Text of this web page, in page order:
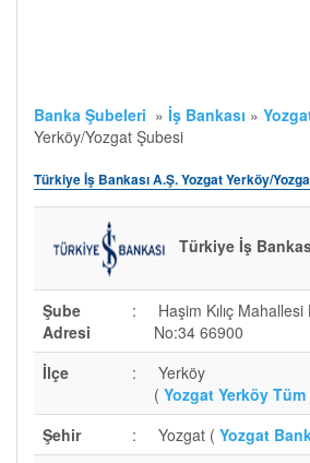
Banka Şubeleri » İş Bankası »
Yerköy/Yozgat Şubesi
Türkiye İş Bankası A.Ş. Yozgat Yerköy/
Türkiye İş
Şube
Adresi
:
Haşim Kılıç
No:34 66900
İlçe
:
Yerköy
( Yozgat Yerköy
Şehir
: Yozgat ( Yozgat